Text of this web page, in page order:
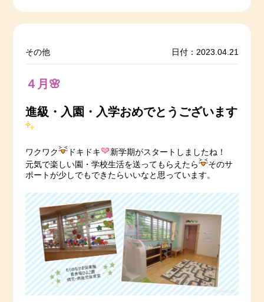
その他 日付：2023.04.21
４月🌸
進級・入園・入学おめでとうございます
ワクワク ドキドキ
新学期がスタートしましたね！
元気で楽しい園・学校生活を送ってもらえたら
そのサ
ポートが少しでもできたらいいなと思っています。